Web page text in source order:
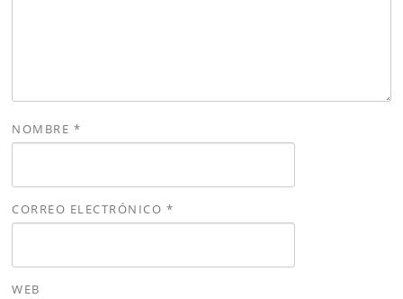
NOMBRE *
CORREO ELECTRÓNICO *
WEB